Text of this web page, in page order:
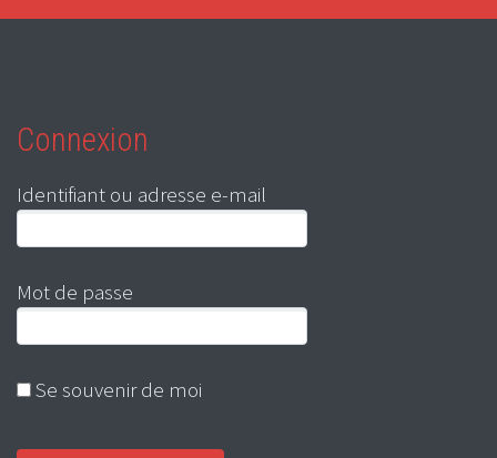
Connexion
Identifiant ou adresse e-mail
Mot de passe
Se souvenir de moi